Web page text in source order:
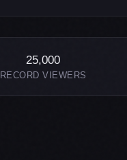
25,000
RECORD VIEWERS